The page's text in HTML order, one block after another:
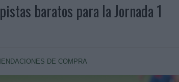
baratos para la Jornada 1
DE COMPRA